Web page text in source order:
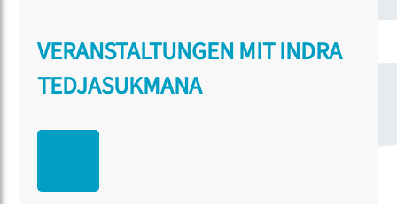
VERANSTALTUNGEN MIT INDRA
TEDJASUKMANA